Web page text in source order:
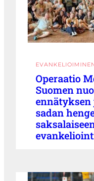
Operaatio
Suomen
sadan